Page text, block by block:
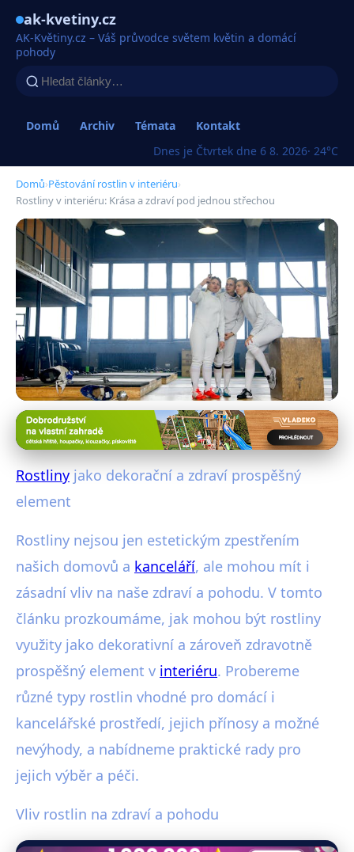
ak-kvetiny.cz
AK-Květiny.cz – Váš průvodce světem květin a domácí
pohody
Domů Archiv Témata
Kontakt
Dnes je Čtvrtek dne 6 8. 2026· 24°C
Domů›Pěstování rostlin v interiéru›
Rostliny v interiéru: Krása a zdraví pod jednou střechou
Pěstování rostlin v interiéru
Rostliny v interiéru: Krása a zdraví
pod jednou střechou
Rostliny jako dekorační a zdraví prospěšný
element
Rostliny nejsou jen estetickým zpestřením
našich domovů a kanceláří, ale mohou mít i
zásadní vliv na naše zdraví a pohodu. V tomto
článku prozkoumáme, jak mohou být rostliny
využity jako dekorativní a zároveň zdravotně
prospěšný element v interiéru. Probereme
různé typy rostlin vhodné pro domácí i
kancelářské prostředí, jejich přínosy a možné
nevýhody, a nabídneme praktické rady pro
jejich výběr a péči.
Vliv rostlin na zdraví a pohodu